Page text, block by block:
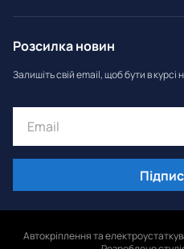
Розсилка новин
Залишіть свій email, щоб бути в курсі
Автокріплення та